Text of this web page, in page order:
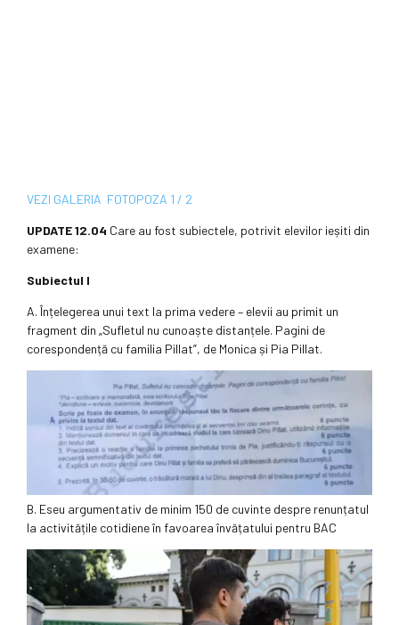
VEZI GALERIA FOTOPOZA 1 / 2
UPDATE 12.04 Care au fost subiectele, potrivit elevilor ieșiti din
examene:
Subiectul I
A. Înțelegerea unui text la prima vedere – elevii au primit un
fragment din „Sufletul nu cunoaște distanțele. Pagini de
corespondență cu familia Pillat”, de Monica și Pia Pillat.
B. Eseu argumentativ de minim 150 de cuvinte despre renunțatul
la activitățile cotidiene în favoarea învățatului pentru BAC